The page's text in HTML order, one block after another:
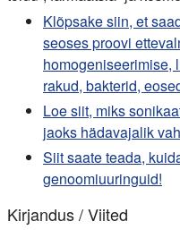
Klõpsake siin, et
seoses proovi
homogeniseerimise,
rakud, bakterid,
Loe siit, miks
jaoks hädavajalik
Siit saate teada,
genoomiuuringuid!
Kirjandus / Viited